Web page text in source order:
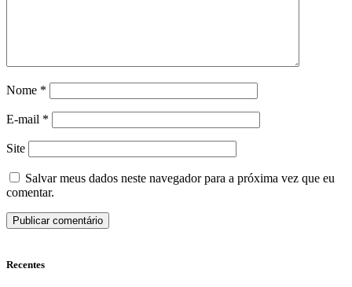
Nome *
E-mail *
Site
Salvar meus dados neste navegador para a próxima vez que eu
comentar.
Recentes